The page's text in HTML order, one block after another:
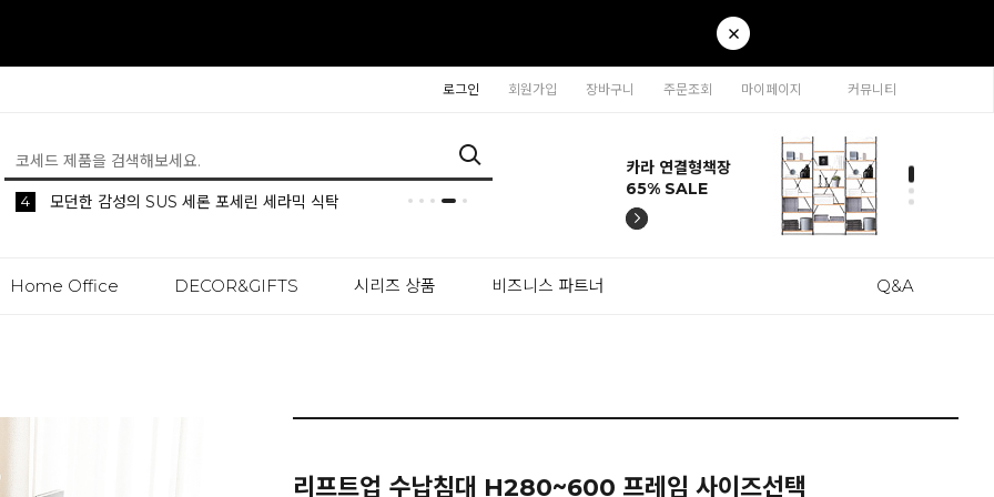
로그인 회원가입 장바구니 주문조회 마이페이지 커뮤니티
5 생활 속 편리한 이동식 사이드 테이블 시리즈
1 공간분리 인테리어의 시작 파티션
2 나만의 높이를 맞춰주는 모션데스크
3 수납장이 필요없는 리프트업 수납 침대
4 모던한 감성의 SUS 세론 포세린 세라믹 식탁
티나 인테리어의자
57% SALE
카라 연결형책장
65% SALE
이동형 높이조절
테이블 47% SALE
티나 인테리어의자
57% SALE
카라 연결형책장
65% SALE
Home Office DECOR&GIFTS 시리즈 상품 비즈니스 파트너 Q&A
리프트업 수납침대 H280~600 프레임 사이즈선택